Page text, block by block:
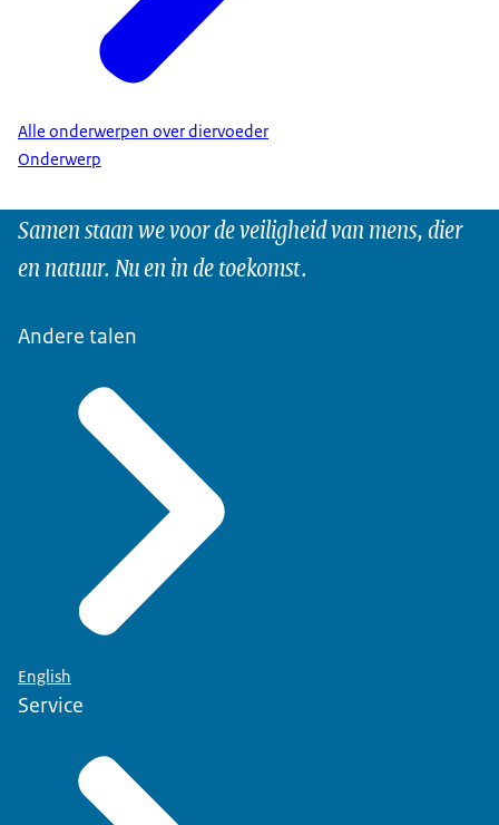
Alle onderwerpen over diervoeder
Onderwerp
Samen staan we voor de veiligheid van mens, dier
en natuur. Nu en in de toekomst.
Andere talen
English
Service